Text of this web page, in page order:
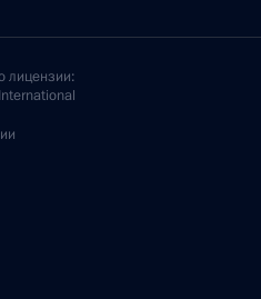
лицензии: